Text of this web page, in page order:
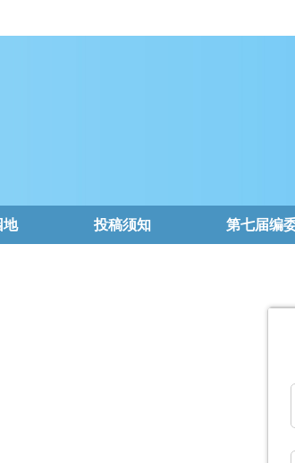
地 投稿须知 第七届编